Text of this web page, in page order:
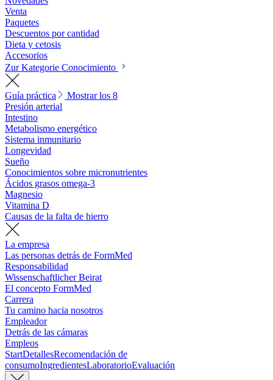
Venta
Paquetes
Descuentos por cantidad
Dieta y cetosis
Accesorios
Zur Kategorie Conocimiento
Guía práctica
Mostrar los 8
Presión arterial
Intestino
Metabolismo energético
Sistema inmunitario
Longevidad
Sueño
Conocimientos sobre micronutrientes
Ácidos grasos omega-3
Magnesio
Vitamina D
Causas de la falta de hierro
La empresa
Las personas detrás de FormMed
Responsabilidad
Wissenschaftlicher Beirat
El concepto FormMed
Carrera
Tu camino hacia nosotros
Empleador
Detrás de las cámaras
Empleos
StartDetallesRecomendación de
consumoIngredientesLaboratorioEvaluación